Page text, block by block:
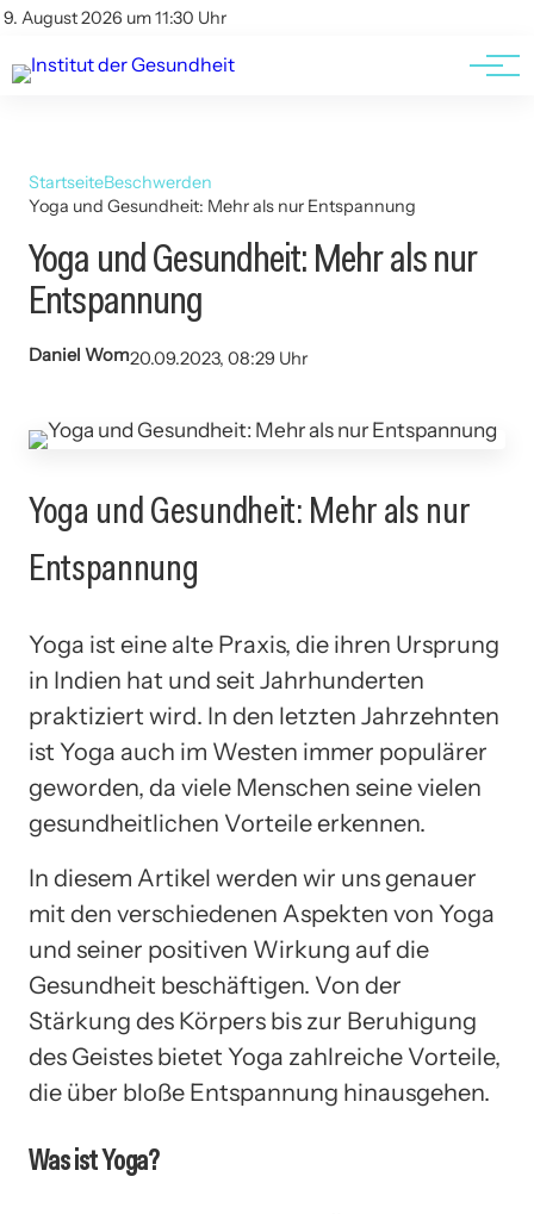
9. August 2026 um 11:30 Uhr
Kontakt
Kontakt
AGBs
StartseiteBeschwerden
Yoga und Gesundheit: Mehr als nur Entspannung
Yoga und Gesundheit: Mehr als nur
Entspannung
Daniel Wom20.09.2023, 08:29 Uhr
Yoga und Gesundheit: Mehr als nur
Entspannung
Yoga ist eine alte Praxis, die ihren Ursprung
in Indien hat und seit Jahrhunderten
praktiziert wird. In den letzten Jahrzehnten
ist Yoga auch im Westen immer populärer
geworden, da viele Menschen seine vielen
gesundheitlichen Vorteile erkennen.
In diesem Artikel werden wir uns genauer
mit den verschiedenen Aspekten von Yoga
und seiner positiven Wirkung auf die
Gesundheit beschäftigen. Von der
Stärkung des Körpers bis zur Beruhigung
des Geistes bietet Yoga zahlreiche Vorteile,
die über bloße Entspannung hinausgehen.
Was ist Yoga?